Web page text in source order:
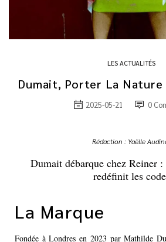
LES ACTUALITÉS
Dumait, Porter La Nature
2025-05-21 0
Rédaction : Yaëlle
Dumait débarque chez Reiner
redéfinit les
La Marque
Fondée à Londres en 2023 par Mathilde